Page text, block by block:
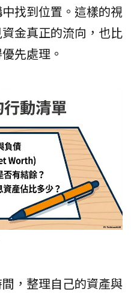
找到位置。這樣的視
金真正的流向，也比
先處理。
，整理自己的資產與